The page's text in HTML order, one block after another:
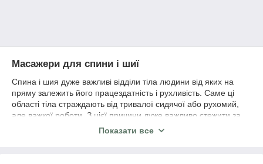
Масажери для спини і шиї
Спина і шия дуже важливі відділи тіла людини від яких на
пряму залежить його працездатність і рухливість. Саме ці
області тіла страждають від тривалої сидячої або рухомий,
але важкої роботи. З цієї причини дуже важливо стежити за
станом спини і шиї, забезпечувати своєчасний відпочинок і
Показати все